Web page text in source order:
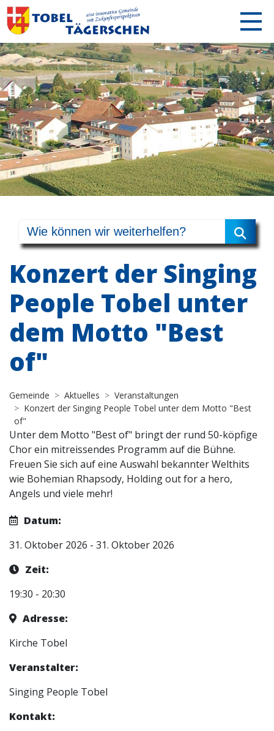
Konzert der Singing
People Tobel unter
dem Motto "Best
of"
Gemeinde Aktuelles
Veranstaltungen
Konzert der Singing People Tobel unter dem Motto "Best
of"
Unter dem Motto "Best of" bringt der rund 50-köpfige
Chor ein mitreissendes Programm auf die Bühne.
Freuen Sie sich auf eine Auswahl bekannter Welthits
wie Bohemian Rhapsody, Holding out for a hero,
Angels und viele mehr!
Datum:
31. Oktober 2026 - 31. Oktober 2026
Zeit:
19:30 - 20:30
Adresse:
Kirche Tobel
Veranstalter:
Singing People Tobel
Kontakt: